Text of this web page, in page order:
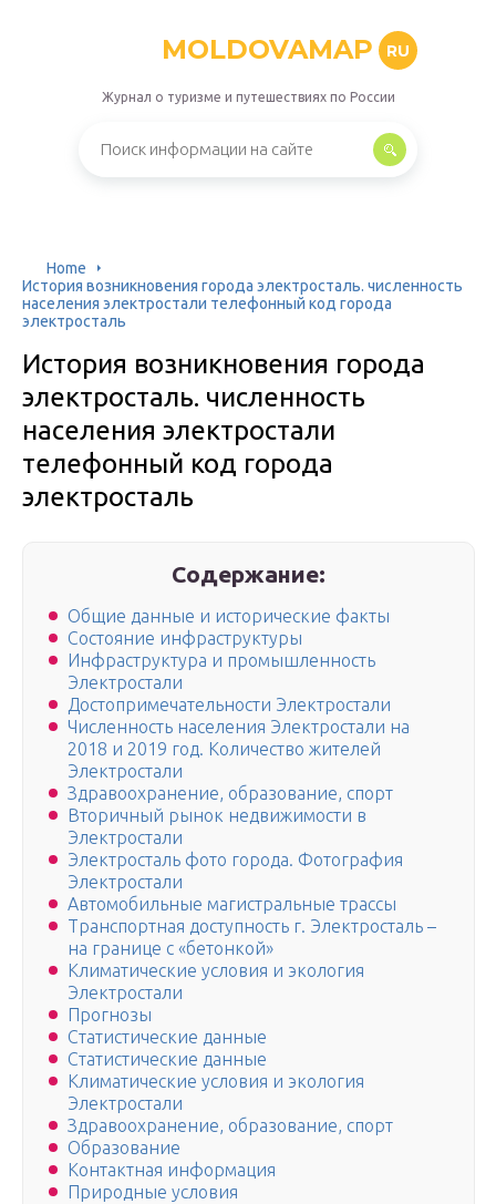
MOLDOVAMAP RU
Журнал о туризме и путешествиях по России
Home
История возникновения города электросталь. численность
населения электростали телефонный код города
электросталь
История возникновения города
электросталь. численность
населения электростали
телефонный код города
электросталь
Содержание:
Общие данные и исторические факты
Состояние инфраструктуры
Инфраструктура и промышленность
Электростали
Достопримечательности Электростали
Численность населения Электростали на
2018 и 2019 год. Количество жителей
Электростали
Здравоохранение, образование, спорт
Вторичный рынок недвижимости в
Электростали
Электросталь фото города. Фотография
Электростали
Автомобильные магистральные трассы
Транспортная доступность г. Электросталь –
на границе с «бетонкой»
Климатические условия и экология
Электростали
Прогнозы
Статистические данные
Статистические данные
Климатические условия и экология
Электростали
Здравоохранение, образование, спорт
Образование
Контактная информация
Природные условия